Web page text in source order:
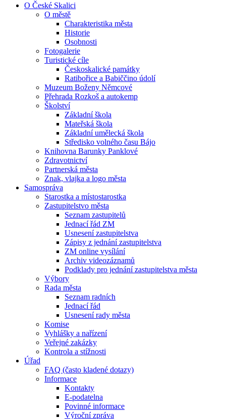
O České Skalici
O městě
Charakteristika města
Historie
Osobnosti
Fotogalerie
Turistické cíle
Českoskalické památky
Ratibořice a Babiččino údolí
Muzeum Boženy Němcové
Přehrada Rozkoš a autokemp
Školství
Základní škola
Mateřská škola
Základní umělecká škola
Středisko volného času Bájo
Knihovna Barunky Panklové
Zdravotnictví
Partnerská města
Znak, vlajka a logo města
Samospráva
Starostka a místostarostka
Zastupitelstvo města
Seznam zastupitelů
Jednací řád ZM
Usnesení zastupitelstva
Zápisy z jednání zastupitelstva
ZM online vysílání
Archiv videozáznamů
Podklady pro jednání zastupitelstva města
Výbory
Rada města
Seznam radních
Jednací řád
Usnesení rady města
Komise
Vyhlášky a nařízení
Veřejné zakázky
Kontrola a stížnosti
Úřad
FAQ (často kladené dotazy)
Informace
Kontakty
E-podatelna
Povinné informace
Výroční zpráva